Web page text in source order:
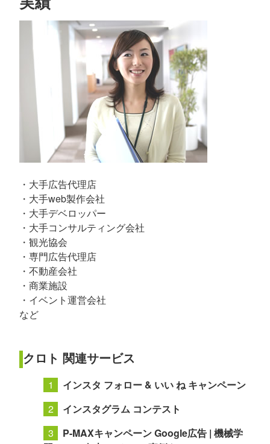
・大手広告代理店
・大手web製作会社
・大手デベロッパー
・大手コンサルティング会社
・観光協会
・専門広告代理店
・不動産会社
・商業施設
・イベント運営会社
など
クロト 関連サービス
インスタ フォロー & いい ね キャンペーン
インスタグラム コンテスト
P-MAXキャンペーン Google広告 | 機械学